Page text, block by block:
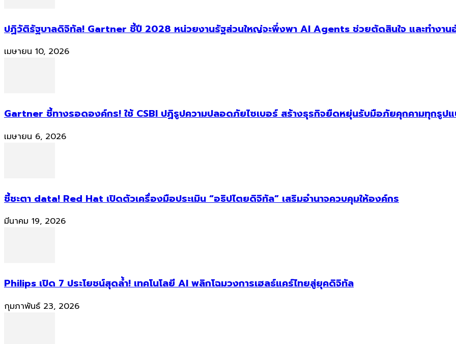
ปฏิวัติรัฐบาลดิจิทัล! Gartner ชี้ปี 2028 หน่วยงานรัฐส่วนใหญ่จะพึ่งพา AI Agents ช่วยตัดสินใจ และทำงาน
เมษายน 10, 2026
Gartner ชี้ทางรอดองค์กร! ใช้ CSBI ปฏิรูปความปลอดภัยไซเบอร์ สร้างธุรกิจยืดหยุ่นรับมือภัยคุกคามทุกรูป
เมษายน 6, 2026
ชี้ชะตา data! Red Hat เปิดตัวเครื่องมือประเมิน “อธิปไตยดิจิทัล” เสริมอำนาจควบคุมให้องค์กร
มีนาคม 19, 2026
Philips เปิด 7 ประโยชน์สุดล้ำ! เทคโนโลยี AI พลิกโฉมวงการเฮลธ์แคร์ไทยสู่ยุคดิจิทัล
กุมภาพันธ์ 23, 2026